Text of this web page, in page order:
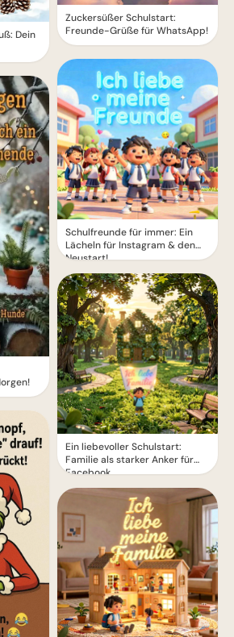
Dein
Zuckersüßer Schulstart:
Freunde-Grüße für WhatsApp!
Schulfreunde für immer: Ein
Lächeln für Instagram & den
Neustart!
Ein liebevoller Schulstart:
Familie als starker Anker für
Facebook